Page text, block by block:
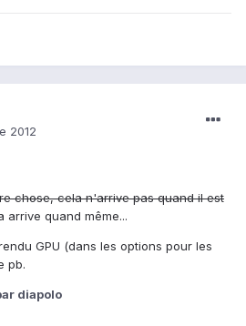
2012
chose, cela n'arrive pas quand il est
arrive quand même...
GPU (dans les options pour les
pb.
diapolo